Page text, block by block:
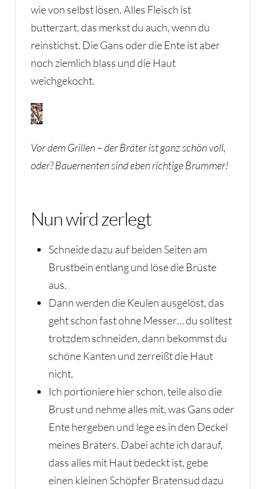
wie von selbst lösen. Alles Fleisch ist
butterzart, das merkst du auch, wenn du
reinstichst. Die Gans oder die Ente ist aber
noch ziemlich blass und die Haut
weichgekocht.
Vor dem Grillen – der Bräter ist ganz schön voll,
oder? Bauernenten sind eben richtige Brummer!
Nun wird zerlegt
Schneide dazu auf beiden Seiten am
Brustbein entlang und löse die Brüste
aus.
Dann werden die Keulen ausgelöst, das
geht schon fast ohne Messer… du solltest
trotzdem schneiden, dann bekommst du
schöne Kanten und zerreißt die Haut
nicht.
Ich portioniere hier schon, teile also die
Brust und nehme alles mit, was Gans oder
Ente hergeben und lege es in den Deckel
meines Bräters. Dabei achte ich darauf,
dass alles mit Haut bedeckt ist, gebe
einen kleinen Schöpfer Bratensud dazu